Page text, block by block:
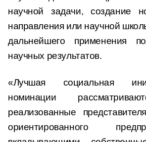
научной задачи, создание
направления или научной
дальнейшего применения
научных результатов.
«Лучшая социальная
номинации
реализованные
ориентированного